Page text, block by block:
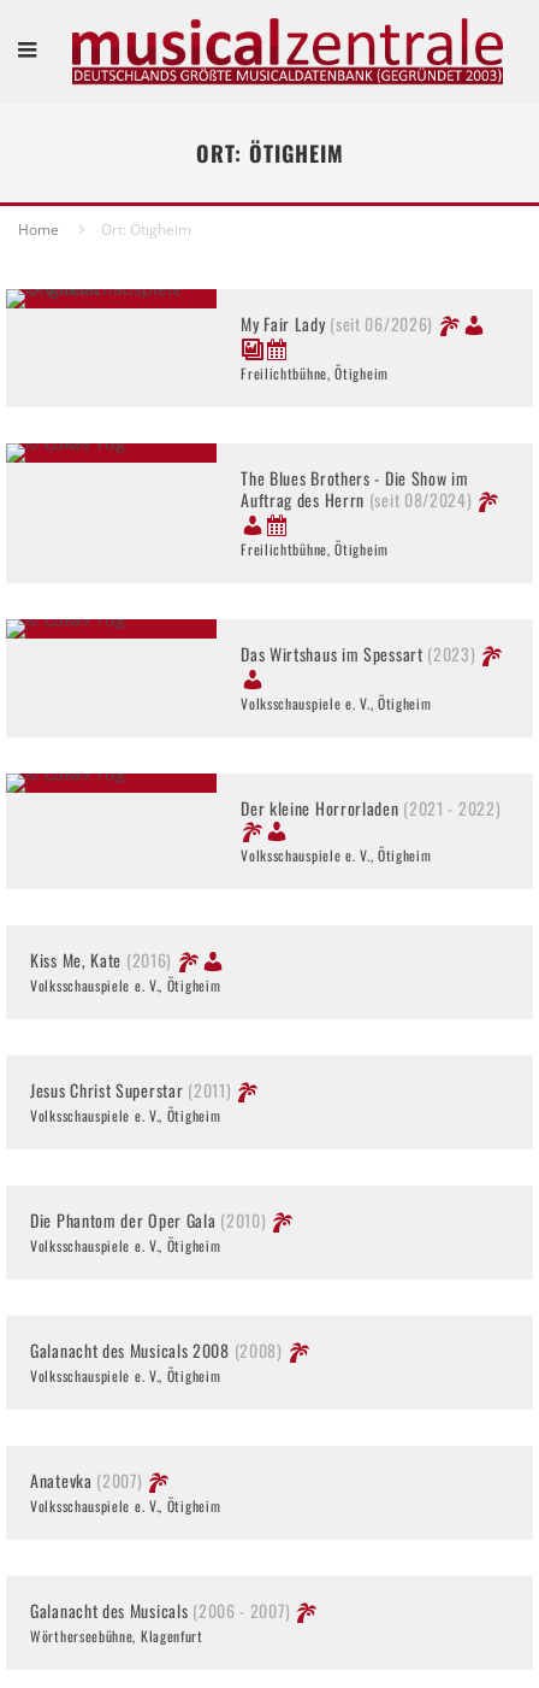
ORT: ÖTIGHEIM
Home Ort: Ötigheim
My Fair Lady(seit 06/2026)
Freilichtbühne, Ötigheim
The Blues Brothers - Die Show im
Auftrag des Herrn (seit 08/2024)
Freilichtbühne, Ötigheim
Das Wirtshaus im Spessart (2023)
Volksschauspiele e. V., Ötigheim
Der kleine Horrorladen (2021 - 2022)
Volksschauspiele e. V., Ötigheim
Kiss Me, Kate (2016)
Volksschauspiele e. V., Ötigheim
Jesus Christ Superstar (2011)
Volksschauspiele e. V., Ötigheim
Die Phantom der Oper Gala (2010)
Volksschauspiele e. V., Ötigheim
Galanacht des Musicals 2008 (2008)
Volksschauspiele e. V., Ötigheim
Anatevka (2007)
Volksschauspiele e. V., Ötigheim
Galanacht des Musicals (2006 - 2007)
Wörtherseebühne, Klagenfurt